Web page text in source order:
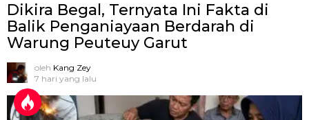
Dikira Begal, Ternyata Ini Fakta di
Balik Penganiayaan Berdarah di
Warung Peuteuy Garut
oleh Kang Zey
7 hari yang lalu